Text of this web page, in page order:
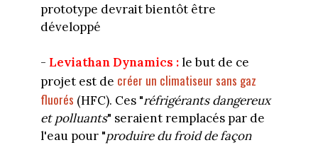
prototype devrait bientôt être
développé
- Leviathan Dynamics :le but de ce
projet est de créer un climatiseur sans gaz
fluorés (HFC). Ces "réfrigérants dangereux
et polluants" seraient remplacés par de
l'eau pour "produire du froid de façon